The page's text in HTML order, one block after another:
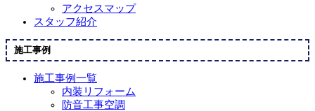
アクセスマップ
スタッフ紹介
施工事例
施工事例一覧
内装リフォーム
防音工事空調